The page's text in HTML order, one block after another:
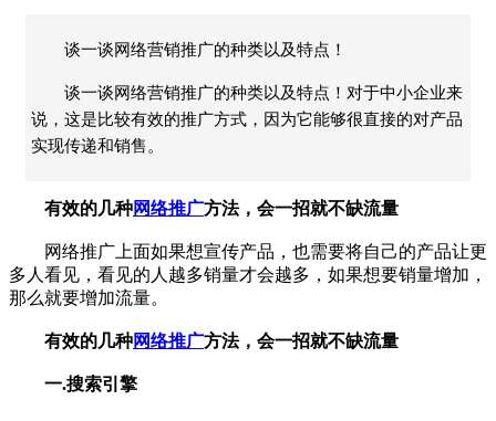
谈一谈网络营销推广的种类以及特点！
谈一谈网络营销推广的种类以及特点！对于中小企业来
说，这是比较有效的推广方式，因为它能够很直接的对产品
实现传递和销售。
有效的几种网络推广方法，会一招就不缺流量
网络推广 上面如果想宣传产品，也需要将自己的产品让更
多人看见，看见的人越多销量才会越多，如果想要销量增加，
那么就要增加流量。
有效的几种网络推广方法，会一招就不缺流量
一.搜索引擎